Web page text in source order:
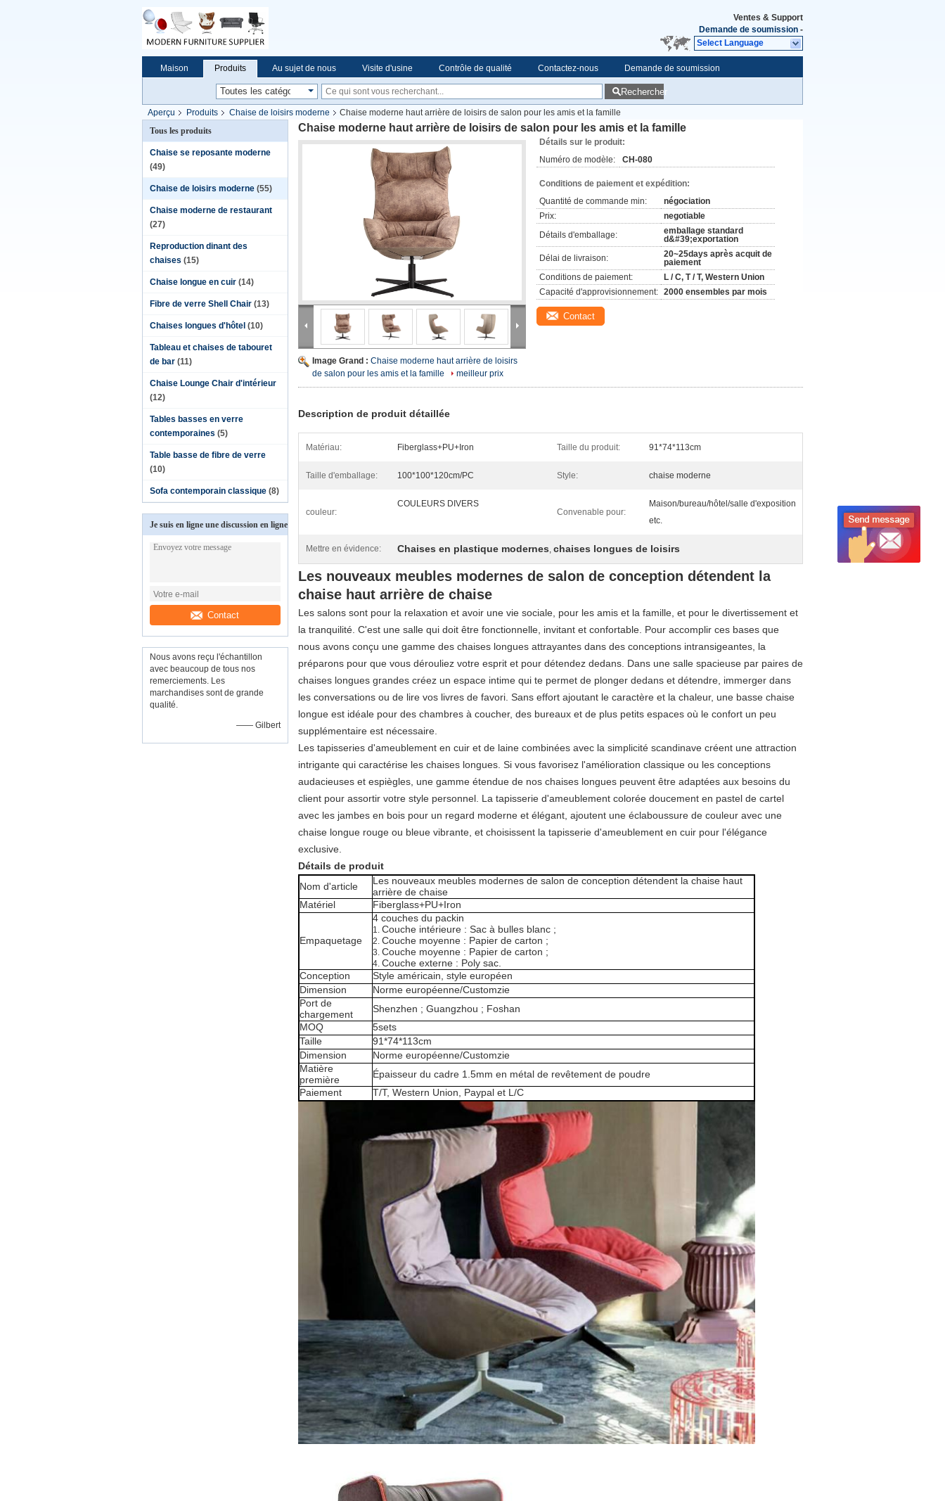
Ventes & Support
Demande de soumission -
Select Language
Maison Produits Au sujet de nous Visite d'usine Contrôle de qualité Contactez-nous Demande de soumission
Rechercher
Aperçu Produits Chaise de loisirs moderne
Chaise moderne haut arrière de loisirs de salon pour les amis et la famille
Tous les produits
Chaise se reposante moderne
(49)
Chaise de loisirs moderne (55)
Chaise moderne de restaurant
(27)
Reproduction dinant des
chaises (15)
Chaise longue en cuir (14)
Fibre de verre Shell Chair (13)
Chaises longues d'hôtel (10)
Tableau et chaises de tabouret
de bar (11)
Chaise Lounge Chair d'intérieur
(12)
Tables basses en verre
contemporaines (5)
Table basse de fibre de verre
(10)
Sofa contemporain classique (8)
Je suis en ligne une discussion en ligne
Contact
Nous avons reçu l'échantillon
avec beaucoup de tous nos
remerciements. Les
marchandises sont de grande
qualité.
—— Gilbert
Chaise moderne haut arrière de loisirs de salon pour les amis et la famille
Image Grand : Chaise moderne haut arrière de loisirs
de salon pour les amis et la famille
meilleur prix
Détails sur le produit:
Numéro de modèle:
CH-080
Conditions de paiement et expédition:
Quantité de commande min:
négociation
Prix:
negotiable
Détails d'emballage:
emballage standard
d&#39;exportation
Délai de livraison:
20~25days après acquit de
paiement
Conditions de paiement:
L / C, T / T, Western Union
Capacité d'approvisionnement: 2000 ensembles par mois
Contact
Description de produit détaillée
Matériau: Fiberglass+PU+Iron Taille du produit: 91*74*113cm
Taille d'emballage: 100*100*120cm/PC Style: chaise moderne
couleur:
COULEURS DIVERS
Convenable pour:
Maison/bureau/hôtel/salle d'exposition
etc.
Mettre en évidence: Chaises en plastique modernes, chaises longues de loisirs
Les nouveaux meubles modernes de salon de conception détendent la
chaise haut arrière de chaise
Les salons sont pour la relaxation et avoir une vie sociale, pour les amis et la famille, et pour le divertissement et
la tranquilité. C'est une salle qui doit être fonctionnelle, invitant et confortable. Pour accomplir ces bases que
nous avons conçu une gamme des chaises longues attrayantes dans des conceptions intransigeantes, la
préparons pour que vous dérouliez votre esprit et pour détendez dedans. Dans une salle spacieuse par paires de
chaises longues grandes créez un espace intime qui te permet de plonger dedans et détendre, immerger dans
les conversations ou de lire vos livres de favori. Sans effort ajoutant le caractère et la chaleur, une basse chaise
longue est idéale pour des chambres à coucher, des bureaux et de plus petits espaces où le confort un peu
supplémentaire est nécessaire.
Les tapisseries d'ameublement en cuir et de laine combinées avec la simplicité scandinave créent une attraction
intrigante qui caractérise les chaises longues. Si vous favorisez l'amélioration classique ou les conceptions
audacieuses et espiègles, une gamme étendue de nos chaises longues peuvent être adaptées aux besoins du
client pour assortir votre style personnel. La tapisserie d'ameublement colorée doucement en pastel de cartel
avec les jambes en bois pour un regard moderne et élégant, ajoutent une éclaboussure de couleur avec une
chaise longue rouge ou bleue vibrante, et choisissent la tapisserie d'ameublement en cuir pour l'élégance
exclusive.
Détails de produit
Nom d'article
Les nouveaux meubles modernes de salon de conception détendent la chaise haut
arrière de chaise
Matériel
Fiberglass+PU+Iron
Empaquetage
4 couches du packin
1. Couche intérieure : Sac à bulles blanc ;
2. Couche moyenne : Papier de carton ;
3. Couche moyenne : Papier de carton ;
4. Couche externe : Poly sac.
Conception
Style américain, style européen
Dimension
Norme européenne/Customzie
Port de
chargement
Shenzhen ; Guangzhou ; Foshan
MOQ
5sets
Taille
91*74*113cm
Dimension
Norme européenne/Customzie
Matière
première
Épaisseur du cadre 1.5mm en métal de revêtement de poudre
Paiement
T/T, Western Union, Paypal et L/C